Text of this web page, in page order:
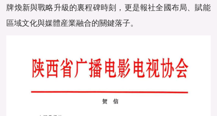
牌煥新與戰略升級的裏程碑時刻，更是報社全國布局、賦能
區域文化與媒體産業融合的關鍵落子。